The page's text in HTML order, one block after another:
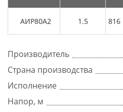
АИР80А2 1.5 816
Производитель
Страна производства
Исполнение
Напор, м